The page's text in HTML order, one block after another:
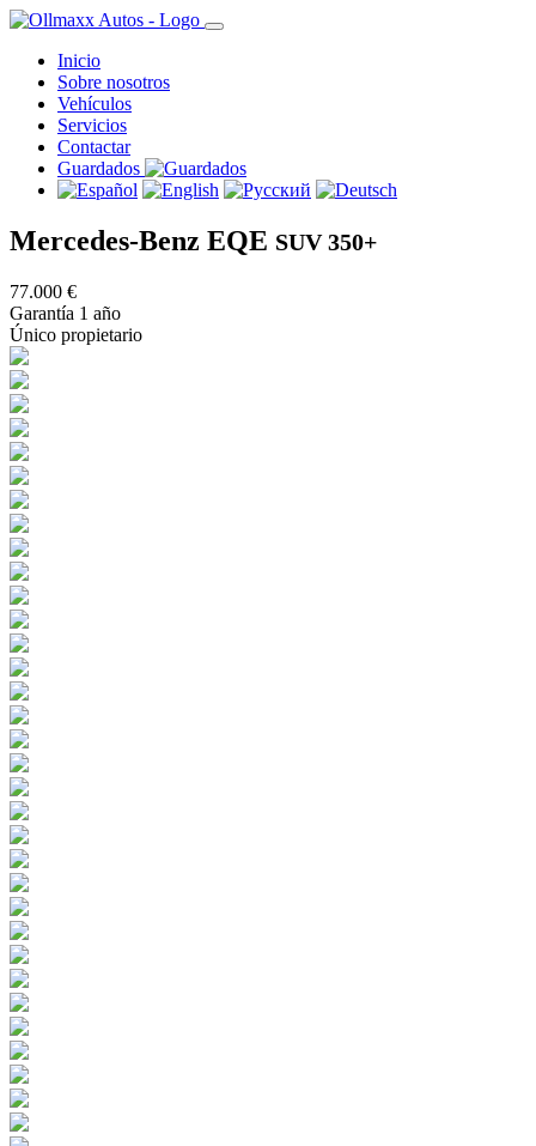
Inicio
Sobre nosotros
Vehículos
Servicios
Contactar
Guardados
Mercedes-Benz EQE SUV 350+
77.000 €
Garantía 1 año
Único propietario